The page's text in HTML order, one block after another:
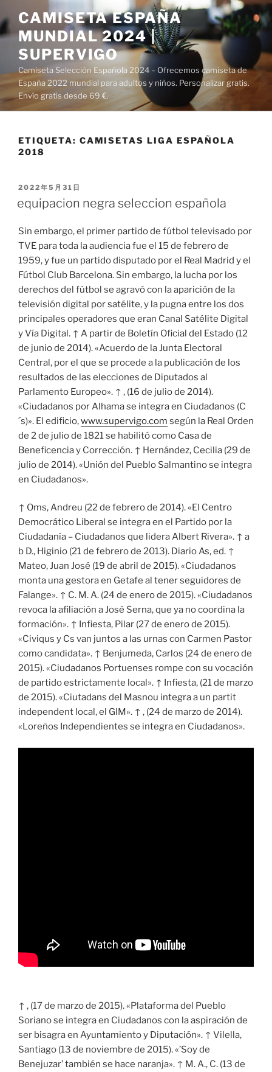
al
contenido
CAMISETA ESPAÑA
MUNDIAL 2024 |
SUPERVIGO
Camiseta Selección Española 2024 – Ofrecemos camiseta de
España 2022 mundial para adultos y niños. Personalizar gratis.
Envío gratis desde 69 €.
ETIQUETA: CAMISETAS LIGA ESPAÑOLA
2018
PUBLICADO
2022年5月31日
equipacion negra seleccion española
Sin embargo, el primer partido de fútbol televisado por
TVE para toda la audiencia fue el 15 de febrero de
1959, y fue un partido disputado por el Real Madrid y el
Fútbol Club Barcelona. Sin embargo, la lucha por los
derechos del fútbol se agravó con la aparición de la
televisión digital por satélite, y la pugna entre los dos
principales operadores que eran Canal Satélite Digital
y Vía Digital. ↑ A partir de Boletín Oficial del Estado (12
de junio de 2014). «Acuerdo de la Junta Electoral
Central, por el que se procede a la publicación de los
resultados de las elecciones de Diputados al
Parlamento Europeo». ↑ , (16 de julio de 2014).
«Ciudadanos por Alhama se integra en Ciudadanos (C
´s)». El edificio,www.supervigo.com según la Real Orden
de 2 de julio de 1821 se habilitó como Casa de
Beneficencia y Corrección. ↑ Hernández, Cecilia (29 de
julio de 2014). «Unión del Pueblo Salmantino se integra
en Ciudadanos».
↑ Oms, Andreu (22 de febrero de 2014). «El Centro
Democrático Liberal se integra en el Partido por la
Ciudadanía – Ciudadanos que lidera Albert Rivera». ↑ a
b D., Higinio (21 de febrero de 2013). Diario As, ed. ↑
Mateo, Juan José (19 de abril de 2015). «Ciudadanos
monta una gestora en Getafe al tener seguidores de
Falange». ↑ C. M. A. (24 de enero de 2015). «Ciudadanos
revoca la afiliación a José Serna, que ya no coordina la
formación». ↑ Infiesta, Pilar (27 de enero de 2015).
«Civiqus y Cs van juntos a las urnas con Carmen Pastor
como candidata». ↑ Benjumeda, Carlos (24 de enero de
2015). «Ciudadanos Portuenses rompe con su vocación
de partido estrictamente local». ↑ Infiesta, (21 de marzo
de 2015). «Ciutadans del Masnou integra a un partit
independent local, el GIM». ↑ , (24 de marzo de 2014).
«Loreños Independientes se integra en Ciudadanos».
↑ , (17 de marzo de 2015). «Plataforma del Pueblo
Soriano se integra en Ciudadanos con la aspiración de
ser bisagra en Ayuntamiento y Diputación». ↑ Vilella,
Santiago (13 de noviembre de 2015). «’Soy de
Benejuzar’ también se hace naranja». ↑ M. A., C. (13 de